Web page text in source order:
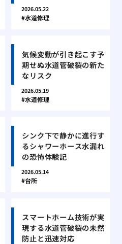
2026.05.22
水道修理
気候変動が引き起こす予
期せぬ水道管破裂の新た
なリスク
2026.05.19
水道修理
シンク下で静かに進行す
るシャワーホース水漏れ
の恐怖体験記
2026.05.14
台所
スマートホーム技術が実
現する水道管破裂の未然
防止と迅速対応